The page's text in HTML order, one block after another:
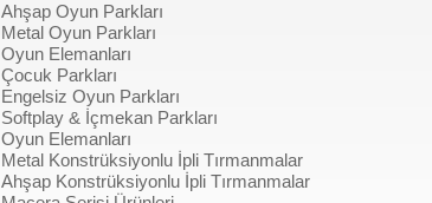
Ahşap Oyun Parkları
Metal Oyun Parkları
Oyun Elemanları
Çocuk Parkları
Engelsiz Oyun Parkları
Softplay & İçmekan Parkları
Oyun Elemanları
Metal Konstrüksiyonlu İpli Tırmanmalar
Ahşap Konstrüksiyonlu İpli Tırmanmalar